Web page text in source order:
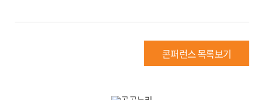
콘퍼런스 목록보기